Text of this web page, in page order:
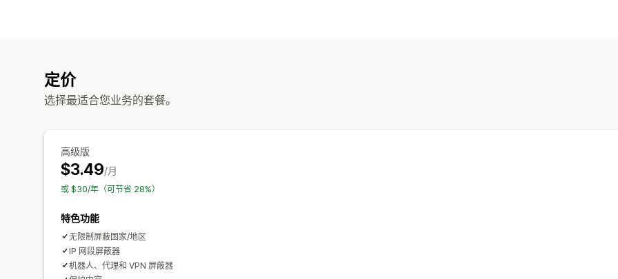
定价
选择最适合您业务的套餐。
高级版
$3.49/月
或 $30/年（可节省 28%）
特色功能
无限制屏蔽国家/地区
IP 网段屏蔽器
机器人、代理和 VPN 屏蔽器